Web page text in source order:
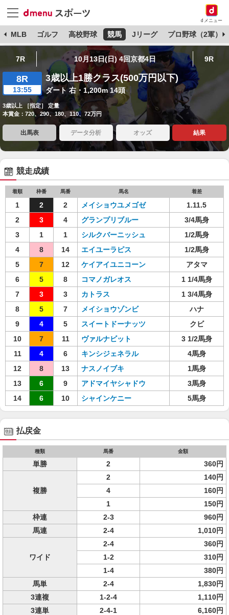
dメニュー
MLB ゴルフ 高校野球 競馬 Jリーグ プロ野球（2軍）
7R 10月13日(日) 4回京都4日 9R
8R
13:55
3歳以上1勝クラス(500万円以下)
ダート 右・1,200m 14頭
3歳以上 ［指定］ 定量
本賞金：720、290、180、110、72万円
出馬表 データ分析 オッズ 結果
競走成績
着順 枠番 馬番 馬名 着差
1 2 2 メイショウユメゴゼ
1.11.5
2
3 4 グランプリブルー
3/4馬身
3
1 1 シルクバーニッシュ
1/2馬身
4
8 14 エイユーラピス
1/2馬身
5
7 12 ケイアイユニコーン
アタマ
6
5 8 コマノガレオス
1 1/4馬身
7
3 3 カトラス
1 3/4馬身
8
5 7 メイショウゾンビ
ハナ
9
4 5 スイートドーナッツ
クビ
10
7 11 ヴァルナビット
3 1/2馬身
11
4 6 キンシジェネラル
4馬身
12
8 13 ナスノイブキ
1馬身
13
6 9 アドマイヤシャドウ
3馬身
14
6 10 シャインケニー 5馬身
払戻金
種類 馬番 金額
単勝 2 360円
複勝
2
140円
4
160円
1
150円
枠連
2-3
960円
馬連
2-4 1,010円
ワイド
2-4
360円
1-2
310円
1-4
380円
馬単
2-4
1,830円
3連複
1-2-4
1,110円
3連単
2-4-1 6,160円